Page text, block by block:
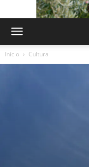
Início Cultura